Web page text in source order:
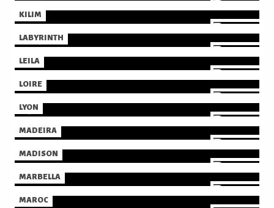
KILIM
LABYRINTH
LEILA
LOIRE
LYON
MADEIRA
MADISON
MARBELLA
MAROC